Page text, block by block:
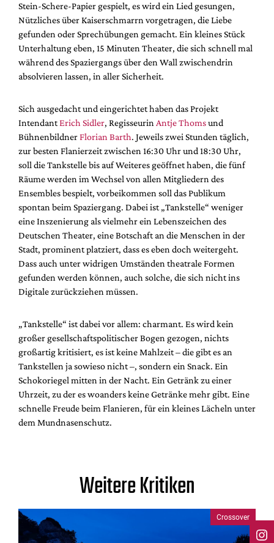
Stein-Schere-Papier gespielt, es wird ein Lied gesungen,
Nützliches über Kaiserschmarrn vorgetragen, die Liebe
gefunden oder Sprechübungen gemacht. Ein kleines Stück
Unterhaltung eben, 15 Minuten Theater, die sich schnell mal
während des Spaziergangs über den Wall zwischendrin
absolvieren lassen, in aller Sicherheit.
Sich ausgedacht und eingerichtet haben das Projekt
IntendantErich Sidler, Regisseurin Antje Thomsund
BühnenbildnerFlorian Barth. Jeweils zwei Stunden täglich,
zur besten Flanierzeit zwischen 16:30 Uhr und 18:30 Uhr,
soll die Tankstelle bis auf Weiteres geöffnet haben, die fünf
Räume werden im Wechsel von allen Mitgliedern des
Ensembles bespielt, vorbeikommen soll das Publikum
spontan beim Spaziergang. Dabei ist „Tankstelle“ weniger
eine Inszenierung als vielmehr ein Lebenszeichen des
Deutschen Theater, eine Botschaft an die Menschen in der
Stadt, prominent platziert, dass es eben doch weitergeht.
Dass auch unter widrigen Umständen theatrale Formen
gefunden werden können, auch solche, die sich nicht ins
Digitale zurückziehen müssen.
„Tankstelle“ ist dabei vor allem: charmant. Es wird kein
großer gesellschaftspolitischer Bogen gezogen, nichts
großartig kritisiert, es ist keine Mahlzeit – die gibt es an
Tankstellen ja sowieso nicht –, sondern ein Snack. Ein
Schokoriegel mitten in der Nacht. Ein Getränk zu einer
Uhrzeit, zu der es woanders keine Getränke mehr gibt. Eine
schnelle Freude beim Flanieren, für ein kleines Lächeln unter
dem Mundnasenschutz.
Weitere Kritiken
Crossover